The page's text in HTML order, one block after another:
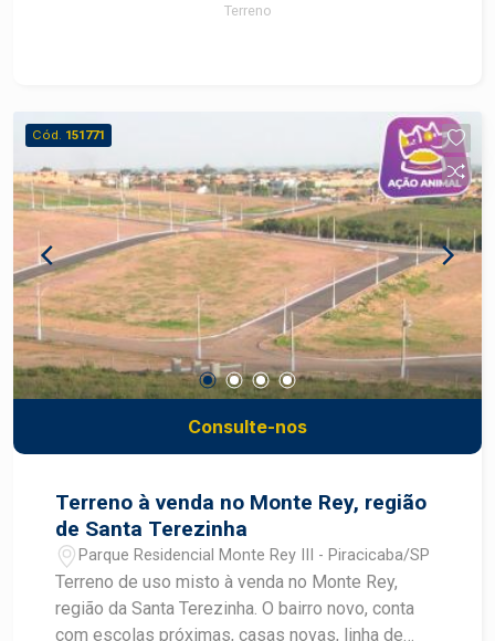
Terreno
Cód. 151771
Consulte-nos
Terreno à venda no Monte Rey, região
de Santa Terezinha
Parque Residencial Monte Rey III - Piracicaba/SP
Terreno de uso misto à venda no Monte Rey,
região da Santa Terezinha. O bairro novo, conta
com escolas próximas, casas novas, linha de